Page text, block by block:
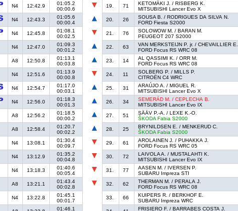
N4 12:42.9
01:05.2
00:00.6
N4 12:43.3
01:05.6
00:00.4
N4 12:45.8
01:08.1
00:02.5
N4 12:47.0
01:09.3
00:01.2
A8 12:50.8
01:13.1
00:03.8
N4 12:51.6
01:13.9
00:00.8
N4 12:54.7
01:17.0
00:03.1
N4 12:56.0
01:18.3
00:01.3
A8 12:56.2
01:18.5
00:00.2
A8 12:58.4
01:20.7
00:02.2
N4 13:08.1
01:30.4
00:09.7
N4 13:12.9
01:35.2
00:04.8
N4 13:18.3
01:40.6
00:05.4
A8 13:21.1
01:43.4
00:02.8
N4 13:22.8
01:45.1
00:01.7
01:46.1
19.
71
KETOMÄKI J. / RISBERG K.
MITSUBISHI Lancer Evo X
20.
26
SOUSA B. / RODRIGUES DA SILVA N.
FORD Fiesta S2000
21.
76
SOLOWOW M. / BARAN M.
PEUGEOT 207 S2000
22.
63
VAN MERKSTEIJN P. jr. / CHEVAILLIER E.
FORD Focus RS WRC 08
23.
14
AL QASSIMI K. / ORR M.
FORD Focus RS WRC 08
24.
11
SOLBERG P. / MILLS P.
CITROËN C4 WRC
25.
31
ARAÚJO A. / MIGUEL R.
MITSUBISHI Lancer Evo X
26.
34
SEMERÁD M. / CEPLECHA B.
MITSUBISHI Lancer Evo IX
27.
51
SÄÄV P.-A. / LEXE K.-O.
ŠKODA Fabia S2000
28.
25
BRYNILDSEN E. / MENKERUD C.
ŠKODA Fabia S2000
29.
61
AROLAINEN J. / PUHAKKA J.
FORD Focus RS WRC 05
30.
72
LAIVOLA A. / MUSTALAHTI K.
MITSUBISHI Lancer Evo IX
31.
77
AASEN M. / IVERSEN P.
SUBARU Impreza STI
32.
62
THERMAN M. / PERALA J.
FORD Focus RS WRC 08
33.
66
KUIPERS R. / BERKHOF E.
SUBARU Impreza WRC
FRISIERO F. / BARRABES COSTA J.